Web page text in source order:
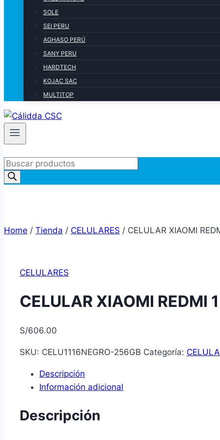
SOLE
SEI PERU
AGHASO PERÚ
SANY PERU
HARDTECH
KOJAC SAC
MULTITOP
Products
search
Home / Tienda / CELULARES / CELULAR XIAOMI
CELULARES
CELULAR XIAOMI REDMI
S/606.00
SKU: CELU1116NEGRO-256GB Categoría:
Descripción
Información adicional
Descripción